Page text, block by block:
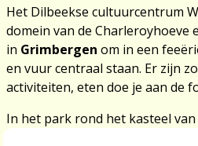
Het Dilbeekse cultuurcentrum
domein van de Charleroyhoeve
in Grimbergen om in een
en vuur centraal staan. Er zijn
activiteiten, eten doe je aan de
In het park rond het kasteel van